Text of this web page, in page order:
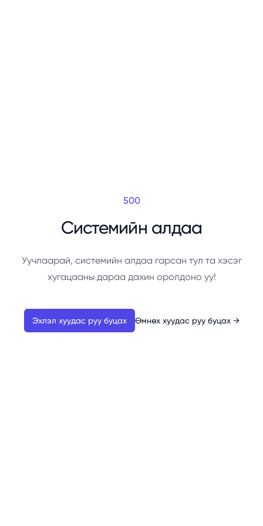
500
Системийн алдаа
Уучлаарай, системийн алдаа гарсан тул та хэсэг
хугацааны дараа дахин оролдоно уу!
Эхлэл хуудас руу буцах Өмнөх хуудас руу буцах →